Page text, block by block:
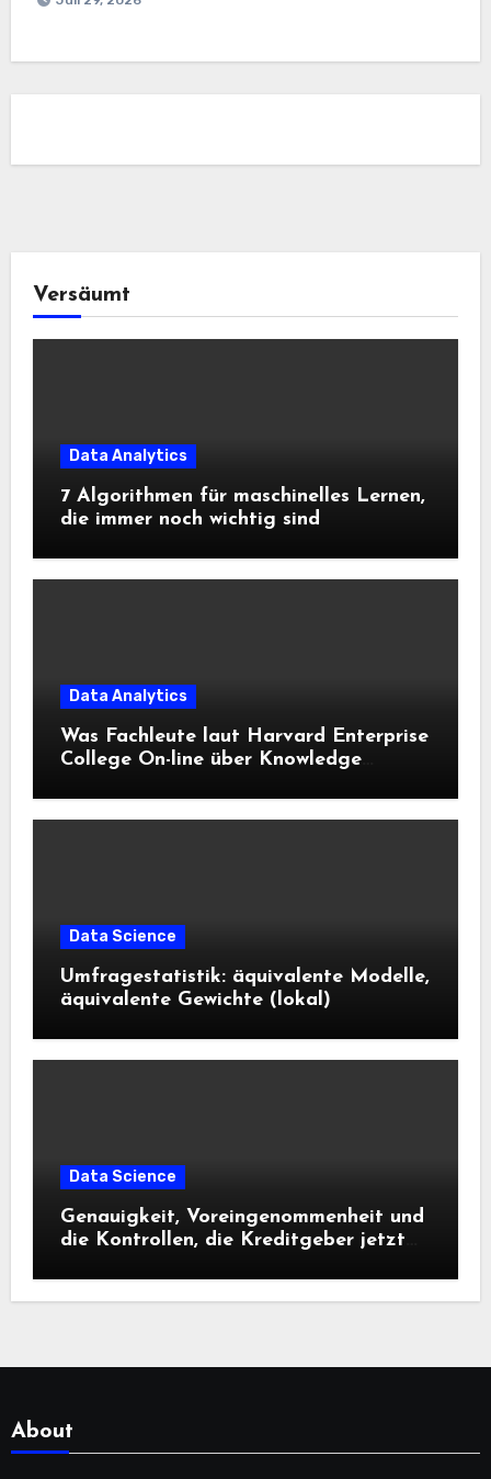
Versäumt
Data Analytics
7 Algorithmen für maschinelles Lernen,
die immer noch wichtig sind
Data Analytics
Was Fachleute laut Harvard Enterprise
College On-line über Knowledge
Data Science
Umfragestatistik: äquivalente Modelle,
äquivalente Gewichte (lokal)
Data Science
Genauigkeit, Voreingenommenheit und
die Kontrollen, die Kreditgeber jetzt
About